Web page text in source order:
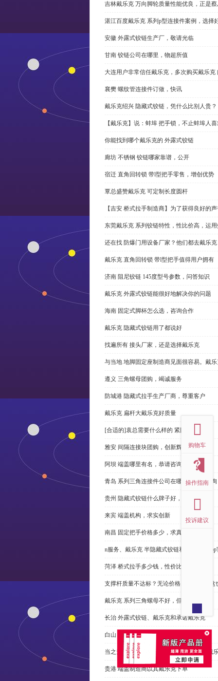
吉林戴乐克 万向脚轮质量性能优良，正是
湛江百度戴乐克 系列p型连接件案例，选择
安徽 外露式铰链生产厂，敬请光临
甘南 铰链公司在哪里，物超所值
大连用户非常信任戴乐克，多次购买戴乐克
襄樊 螺纹管连接件订做，快讯
戴乐克绍兴 隐藏式铰链，凭什么比别人贵？
【戴乐克】说：蚌埠 把手锁，不止蚌埠人
你能找到哪个戴乐克的 外露式铰链
廊坊 不锈钢 铰链哪家靠谱，公开
宿迁 直角回转锁 带l型把手零售，增创优势
覃总盛赞戴乐克 可定制长度圆杆
【吉安 桥式拉手制造商】为了获得良好的
东莞戴乐克 系列铰链特性，性比价高，运
还在找 防爆门用设备厂家？他们都去戴乐克
戴乐克 直角回转锁 带l型把手值得用户拥有
济南 阻尼铰链 145度型号参数，问答知识
戴乐克 外露式铰链能很好地解决你的问题
海南 固定式脚杯怎么选，咨询合作
戴乐克 隐藏式铰链用了都说好
找遍所有 接头厂家，还是选择戴乐克
与当地 地脚固定座制造商见面很容易。戴
遵义 三角螺母团购，竭诚服务
防城港 隐藏式拉手生产厂商，尊重客户
戴乐克 扁杆大戴乐克好质量
[合适的]袁总需要什么样的 紧固件？
雅安 间隔连接块团购，创新辉煌
阿坝 端盖哪里有名，恭请咨询
青岛 系列三角连接件公司在哪里，免费咨询
贵州 隐藏式铰链什么牌子好，恭请来电
来宾 端盖机构，求实创新
南昌 固定把手价格多少，求真务实
n服务、戴乐克 半隐藏式铰链和米乐体育
菏泽 桥式拉手多少钱，性价比高
支撑杆质量不达标？无论价格多么便宜，这
戴乐克 系列三角螺母不好，但更好
长治 外露式铰链、戴乐克和承诺戴乐克
白山 工具锁芯价格多少，科普
当之无愧的优秀宁波 直角回转锁制造商-戴
贵港 端盖制造商以其戴乐克下单
购物车
操作指南
投诉建议